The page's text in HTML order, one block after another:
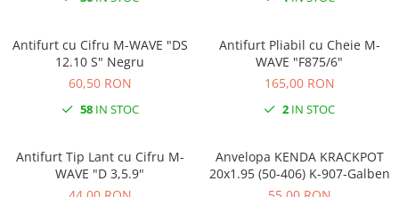
Antifurt cu Cifru M-WAVE "DS
12.10 S" Negru
60,50 RON
58IN STOC
Antifurt Pliabil cu Cheie M-
WAVE "F875/6"
165,00 RON
2 IN STOC
Antifurt Tip Lant cu Cifru M-
WAVE "D 3,5.9"
Anvelopa KENDA KRACKPOT
20x1.95 (50-406) K-907-Galben